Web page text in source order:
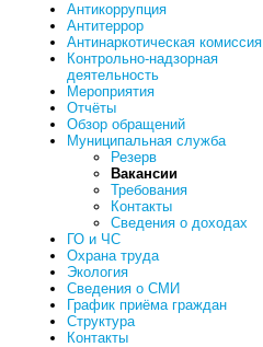
Антикоррупция
Антитеррор
Антинаркотическая комиссия
Контрольно-надзорная
деятельность
Мероприятия
Отчёты
Обзор обращений
Муниципальная служба
Резерв
Вакансии
Требования
Контакты
Сведения о доходах
ГО и ЧС
Охрана труда
Экология
Сведения о СМИ
График приёма граждан
Структура
Контакты